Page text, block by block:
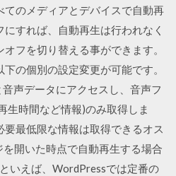
てのメディアとデバイスで自動再
すれば、自動再生は行われなく
フを切り替える事ができます。
の個別の設定変更が可能です。
声データにアクセスし、音声フ
生時間など情報)のみ取得しま
最低限な情報は取得できるオス
開いた時点で自動再生する場合
いえば、WordPressでは定番の